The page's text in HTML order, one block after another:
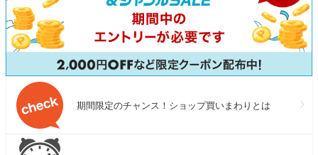
期間限定のチャンス！ショップ買いまわりとは